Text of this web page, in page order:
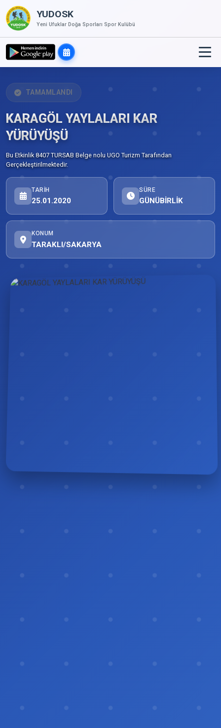
YUDOSK
Yeni Ufuklar Doğa Sporları Spor Kulübü
TAMAMLANDI
KARAGÖL YAYLALARI KAR
YÜRÜYÜŞÜ
Bu Etkinlik 8407 TURSAB Belge nolu UGO Turizm Tarafından
Gerçekleştirilmektedir.
TARIH
25.01.2020
SÜRE
GÜNÜBİRLİK
KONUM
TARAKLI/SAKARYA